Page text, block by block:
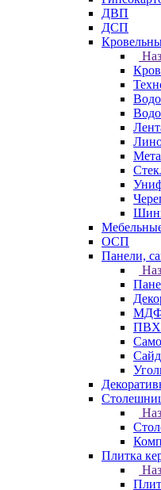
ДВП
ДСП
ОСП
Панели,
ПВХ
Плитка